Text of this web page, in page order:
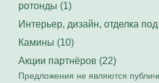
ротонды (1)
Интерьер, дизайн, отделка
Камины (10)
Акции партнёров (22)
Предложения не являются